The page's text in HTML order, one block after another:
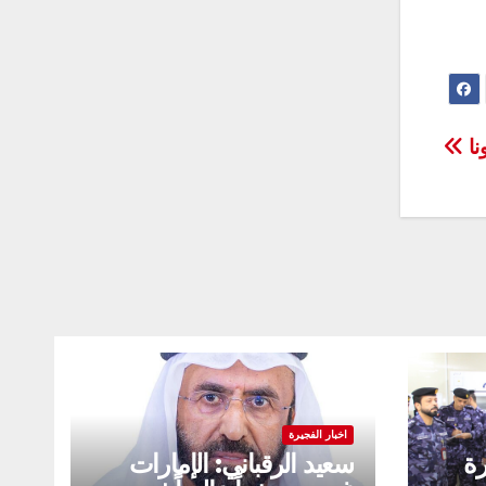
اخبار الفجيرة
سعيد الرقباني: الإمارات